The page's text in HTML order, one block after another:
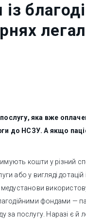
із
яка вже
до НСЗУ. А якщо
кошти у різний
або у вигляді дотацій
фондами —
за послугу. Наразі є й